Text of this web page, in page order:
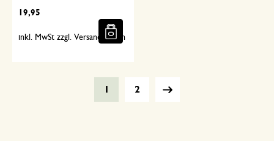
19,95
inkl. MwSt zzgl. Versandkosten
2